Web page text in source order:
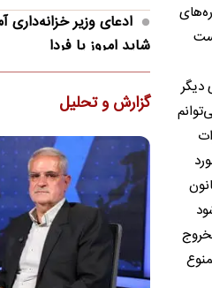
دیگر
به تبع آن نمی‌توانم
ادعای وزیر خزانه‌داری
شاید امروز یا فردا
وزیر خزانه‌داری آمریکا مدعی
وزارت خارجه آمریکا از اعمال
مبادلات مالی مرتبط با ایران خبر
ادعای هگست: ترامپ
وزیر جنگ آمریکا، با دفاع از
تحولات اخیر منطقه را نشانه
آزمون اصلی توافق
گزارش و تحلیل